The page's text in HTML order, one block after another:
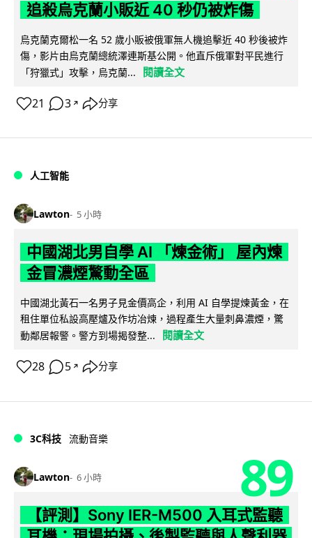
追殺烏克蘭小販近 40 秒仍被炸傷
烏克蘭克爾松一名 52 歲小販被俄軍無人機追擊近 40 秒後被炸
傷，影片由烏克蘭總統澤連斯基公開。他直斥俄軍對平民進行
「狩獵式」攻擊，烏克蘭...
閱讀全文
21 3 ↗ 分享
人工智能
Lawton 5 小時
中國湖北男自學 AI 「煉金術」 屋內煉
金冒濃煙驚動全區
中國湖北黃石一名男子見金價高企，利用 AI 自學提煉黃金，在
租住單位私設高壓爐及作坊冶煉，過程產生大量刺鼻濃煙，驚
動鄰居報警。警方到場揭發整...
閱讀全文
28 5 ↗ 分享
3C科技 流動音樂
Lawton 6 小時 89
【評測】Sony IER-M500 入耳式監聽